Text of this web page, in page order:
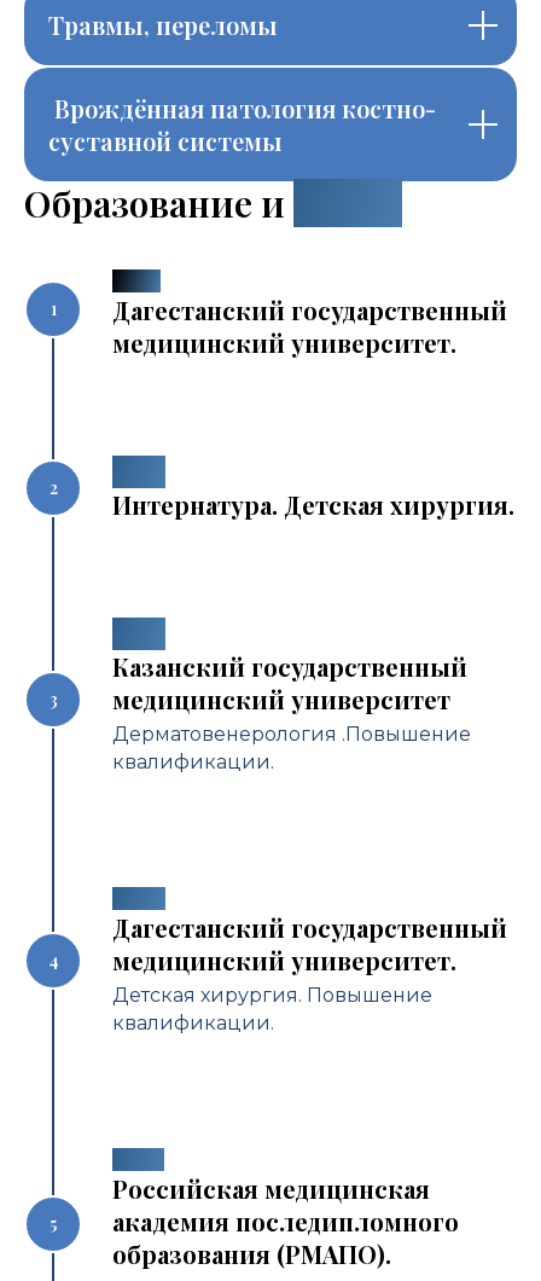
Травмы, переломы
Врождённая патология костно-
суставной системы
Образование и
Дагестанский государственный
медицинский университет.
Интернатура. Детская хирургия.
Казанский государственный
медицинский университет
Дерматовенерология .Повышение
квалификации.
Дагестанский государственный
медицинский университет.
Детская хирургия. Повышение
квалификации.
Российская медицинская
академия последипломного
образования (РМАПО).